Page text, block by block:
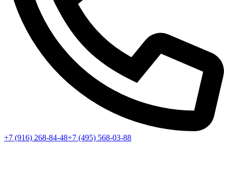
+7 (916) 268-84-48+7 (495) 568-03-88